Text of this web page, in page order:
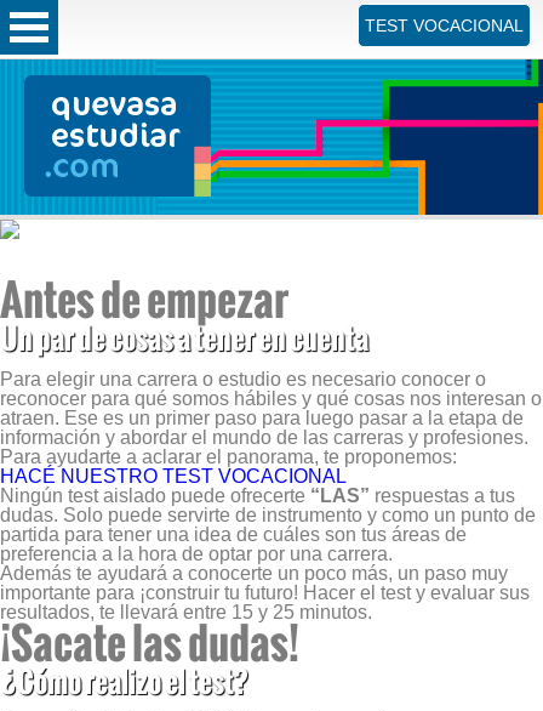
TEST VOCACIONAL
Antes de empezar
Un par de cosas a tener en cuenta
Para elegir una carrera o estudio es necesario conocer o
reconocer para qué somos hábiles y qué cosas nos interesan o
atraen. Ese es un primer paso para luego pasar a la etapa de
información y abordar el mundo de las carreras y profesiones.
Para ayudarte a aclarar el panorama, te proponemos:
HACÉ NUESTRO TEST VOCACIONAL
Ningún test aislado puede ofrecerte “LAS” respuestas a tus
dudas. Solo puede servirte de instrumento y como un punto de
partida para tener una idea de cuáles son tus áreas de
preferencia a la hora de optar por una carrera.
Además te ayudará a conocerte un poco más, un paso muy
importante para ¡construir tu futuro! Hacer el test y evaluar sus
resultados, te llevará entre 15 y 25 minutos.
¡Sacate las dudas!
¿Cómo realizo el test?